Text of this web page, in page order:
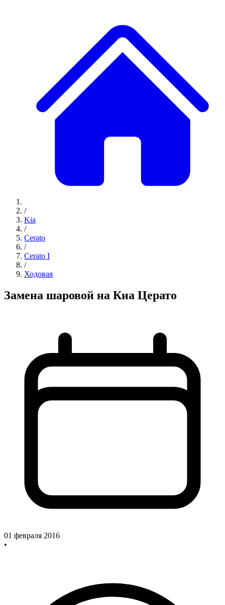
/
Kia
/
Cerato
/
Cerato I
/
Ходовая
Замена шаровой на Киа Церато
01 февраля 2016
•